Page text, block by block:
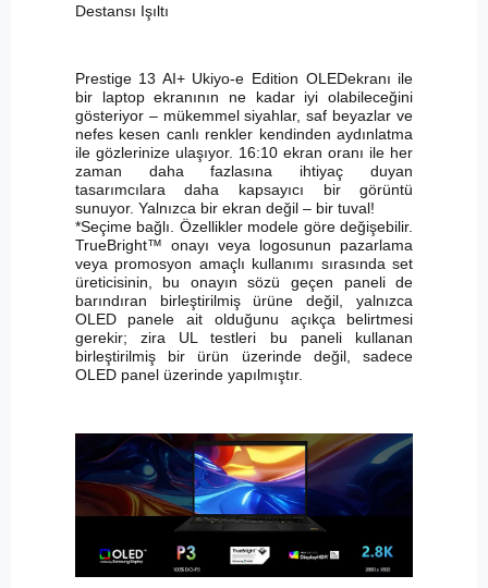
Destansı Işıltı
Prestige 13 AI+ Ukiyo-e Edition OLEDekranı ile
bir laptop ekranının ne kadar iyi olabileceğini
gösteriyor – mükemmel siyahlar, saf beyazlar ve
nefes kesen canlı renkler kendinden aydınlatma
ile gözlerinize ulaşıyor. 16:10 ekran oranı ile her
zaman daha fazlasına ihtiyaç duyan
tasarımcılara daha kapsayıcı bir görüntü
sunuyor. Yalnızca bir ekran değil – bir tuval!
*Seçime bağlı. Özellikler modele göre değişebilir.
TrueBright™ onayı veya logosunun pazarlama
veya promosyon amaçlı kullanımı sırasında set
üreticisinin, bu onayın sözü geçen paneli de
barındıran birleştirilmiş ürüne değil, yalnızca
OLED panele ait olduğunu açıkça belirtmesi
gerekir; zira UL testleri bu paneli kullanan
birleştirilmiş bir ürün üzerinde değil, sadece
OLED panel üzerinde yapılmıştır.